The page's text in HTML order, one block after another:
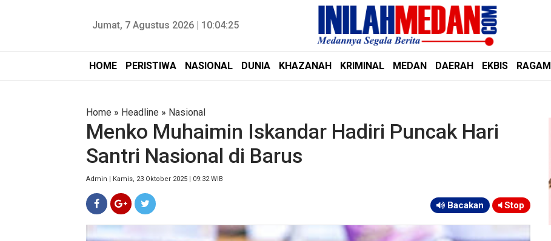
Jumat, 7 Agustus 2026 | 10:04:26
HOME PERISTIWA NASIONAL DUNIA KHAZANAH KRIMINAL MEDAN DAERAH EKBIS RAGAM
Home » Headline » Nasional
Menko Muhaimin Iskandar Hadiri Puncak Hari
Santri Nasional di Barus
Admin | Kamis, 23 Oktober 2025 | 09:32 WIB
Bacakan Stop